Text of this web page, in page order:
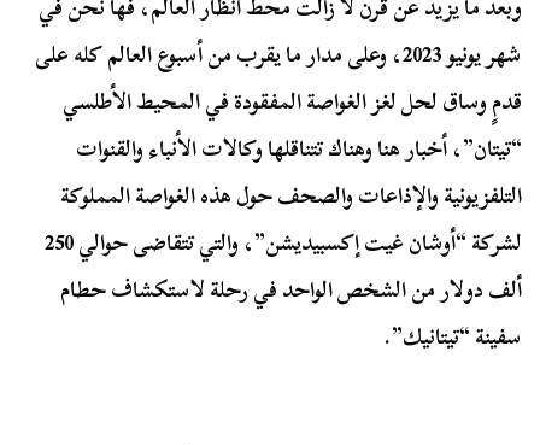
شهر يونيو 2023، وعلى مدار ما يقرب من أسبوع العالم كله على
قدمٍ وساق لحل لغز الغواصة المفقودة في المحيط الأطلسي
“تيتان”، أخبار هنا وهناك تتناقلها وكالات الأنباء والقنوات
التلفزيونية والإذاعات والصحف حول هذه الغواصة المملوكة
لشركة “أوشان غيت إكسبيديشن”، والتي تتقاضى حوالي 250
ألف دولار من الشخص الواحد في رحلة لاستكشاف حطام
سفينة “تيتانيك”.